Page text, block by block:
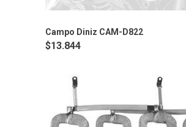
Campo Diniz CAM-D822
$13.844